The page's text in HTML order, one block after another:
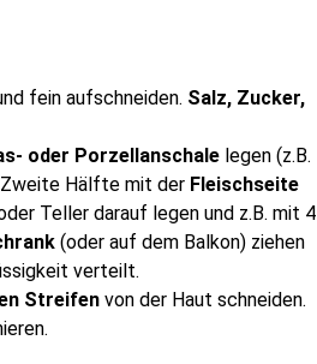
fein aufschneiden. Salz, Zucker,
oder Porzellanschale legen (z.B.
Hälfte mit der Fleischseite
Teller darauf legen und z.B. mit 4
(oder auf dem Balkon) ziehen
verteilt.
Streifen von der Haut schneiden.